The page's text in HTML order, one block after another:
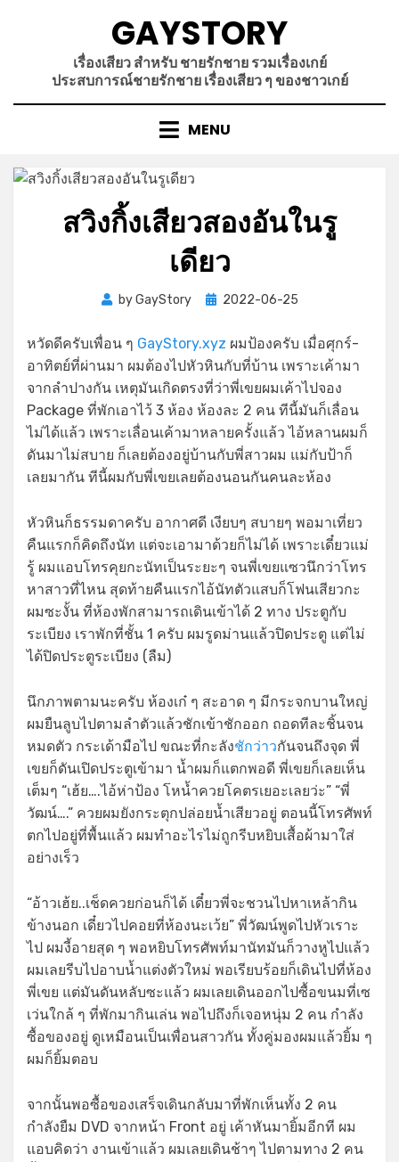
GAYSTORY
เรื่องเสียว สำหรับ ชายรักชาย รวมเรื่องเกย์
ประสบการณ์ชายรักชาย เรื่องเสียว ๆ ของชาวเกย์
MENU
สวิงกิ้งเสียวสองอันในรู
เดียว
byGayStory
Posted
2022-06-25
หวัดดีครับเพื่อน ๆ GayStory.xyz ผมป้องครับ เมื่อศุกร์-
อาทิตย์ที่ผ่านมา ผมต้องไปหัวหินกับที่บ้าน เพราะเค้ามา
จากลำปางกัน เหตุมันเกิดตรงที่ว่าพี่เขยผมเค้าไปจอง
Package ที่พักเอาไว้ 3 ห้อง ห้องละ 2 คน ทีนี้มันก็เลื่อน
ไม่ได้แล้ว เพราะเลื่อนเค้ามาหลายครั้งแล้ว ไอ้หลานผมก็
ดันมาไม่สบาย ก็เลยต้องอยู่บ้านกับพี่สาวผม แม่กับป้าก็
เลยมากัน ทีนี้ผมกับพี่เขยเลยต้องนอนกันคนละห้อง
หัวหินก็ธรรมดาครับ อากาศดี เงียบๆ สบายๆ พอมาเที่ยว
คืนแรกก็คิดถึงนัท แต่จะเอามาด้วยก็ไม่ได้ เพราะเดี๋ยวแม่
รู้ ผมแอบโทรคุยกะนัทเป็นระยะๆ จนพี่เขยแซวนึกว่าโทร
หาสาวที่ไหน สุดท้ายคืนแรกไอ้นัทตัวแสบก็โฟนเสียวกะ
ผมซะงั้น ที่ห้องพักสามารถเดินเข้าได้ 2 ทาง ประตูกับ
ระเบียง เราพักที่ชั้น 1 ครับ ผมรูดม่านแล้วปิดประตู แต่ไม่
ได้ปิดประตูระเบียง (ลืม)
นึกภาพตามนะครับ ห้องเก๋ ๆ สะอาด ๆ มีกระจกบานใหญ่
ผมยืนลูบไปตามลำตัวแล้วชักเข้าชักออก ถอดทีละชิ้นจน
หมดตัว กระเด้ามือไป ขณะที่กะลังชักว่าวกันจนถึงจุด พี่
เขยก็ดันเปิดประตูเข้ามา น้ำผมก็แตกพอดี พี่เขยก็เลยเห็น
เต็มๆ “เฮ้ย….ไอ้ห่าป้อง โหน้ำควยโคตรเยอะเลยว่ะ” “พี่
วัฒน์….” ควยผมยังกระตุกปล่อยน้ำเสียวอยู่ ตอนนี้โทรศัพท์
ตกไปอยู่ที่พื้นแล้ว ผมทำอะไรไม่ถูกรีบหยิบเสื้อผ้ามาใส่
อย่างเร็ว
“อ้าวเฮ้ย..เช็ดควยก่อนก็ได้ เดี๋ยวพี่จะชวนไปหาเหล้ากิน
ข้างนอก เดี๋ยวไปคอยที่ห้องนะเว้ย” พี่วัฒน์พูดไปหัวเราะ
ไป ผมงี้อายสุด ๆ พอหยิบโทรศัพท์มานัทมันก็วางหูไปแล้ว
ผมเลยรีบไปอาบน้ำแต่งตัวใหม่ พอเรียบร้อยก็เดินไปที่ห้อง
พี่เขย แต่มันดันหลับซะแล้ว ผมเลยเดินออกไปซื้อขนมที่เซ
เว่นใกล้ ๆ ที่พักมากินเล่น พอไปถึงก็เจอหนุ่ม 2 คน กำลัง
ซื้อของอยู่ ดูเหมือนเป็นเพื่อนสาวกัน ทั้งคู่มองผมแล้วยิ้ม ๆ
ผมก็ยิ้มตอบ
จากนั้นพอซื้อของเสร็จเดินกลับมาที่พักเห็นทั้ง 2 คน
กำลังยืม DVD จากหน้า Front อยู่ เค้าหันมายิ้มอีกที ผม
แอบคิดว่า งานเข้าแล้ว ผมเลยเดินช้าๆ ไปตามทาง 2 คน